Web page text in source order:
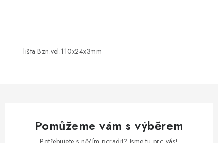
lišta Bzn.vel.110x24x3mm
Pomůžeme vám s výběrem